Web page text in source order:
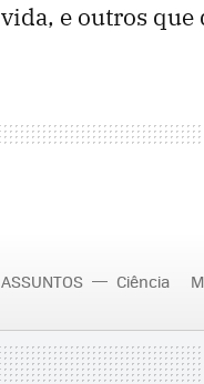
vida, e outros
ASSUNTOS Ciência